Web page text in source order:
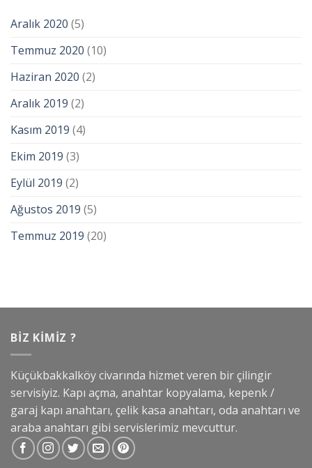
Aralık 2020 (5)
Temmuz 2020 (10)
Haziran 2020 (2)
Aralık 2019 (2)
Kasım 2019 (4)
Ekim 2019 (3)
Eylül 2019 (2)
Ağustos 2019 (5)
Temmuz 2019 (20)
BIZ KIMIZ ?
Küçükbakkalköy civarında hizmet veren bir çilingir
servisiyiz. Kapı açma, anahtar kopyalama, kepenk /
garaj kapı anahtarı, çelik kasa anahtarı, oda anahtarı ve
araba anahtarı gibi servislerimiz mevcuttur.